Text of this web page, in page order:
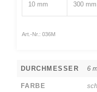
10 mm 300 mm
Art.-Nr.: 036M
DURCHMESSER 6
FARBE